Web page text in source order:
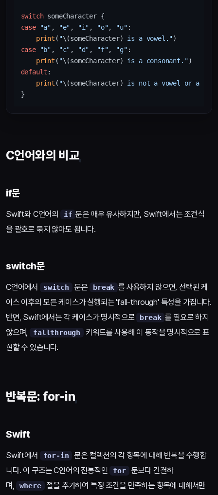
switch
case
"a" , "e" , "i" , "o", "u" :
print ( "\(someCharacter) is a vowel."
case
"b" , "c" , "d" , "f", "g" :
print ( "\(someCharacter) is a consonant."
default :
print ( "\(someCharacter)
is not a vowel or a
C언어와의 비교
if문
Swift와 C언어의 if 문은 매우 유사하지만, Swift에서는 조건식
을 괄호로 묶지 않아도 됩니다.
switch문
C언어에서 switch 문은 break 를 사용하지 않으면, 선택된 케
이스 이후의 모든 케이스가 실행되는 'fall-through' 특성을 가집니다.
반면, Swift에서는 각 케이스가 명시적으로
break 를 필요로 하지
않으며, fallthrough
키워드를 사용해 이 동작을 명시적으로 표
현할 수 있습니다.
반복문: for-in
Swift
Swift에서 for-in
문은 컬렉션의 각 항목에 대해 반복을 수행합
니다. 이 구조는 C언어의 전통적인 for 문보다 간결하
며, where 절을 추가하여 특정 조건을 만족하는 항목에 대해서만